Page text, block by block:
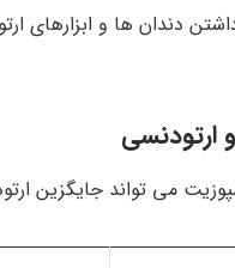
دندان ها و ابزارهای
ارتودنسی
می تواند جایگزین